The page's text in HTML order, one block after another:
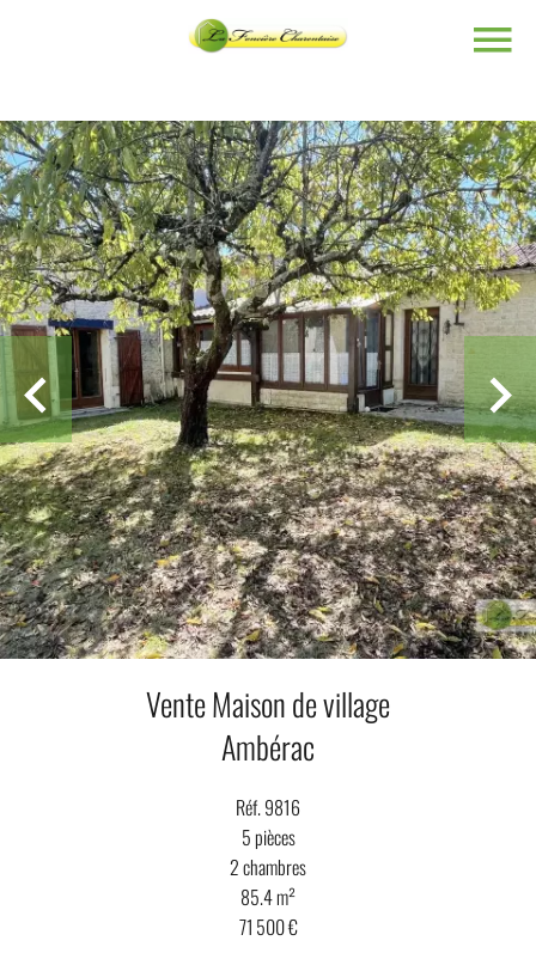
Vente Maison de village
Ambérac
Réf. 9816
5 pièces
2 chambres
85.4 m²
71 500 €